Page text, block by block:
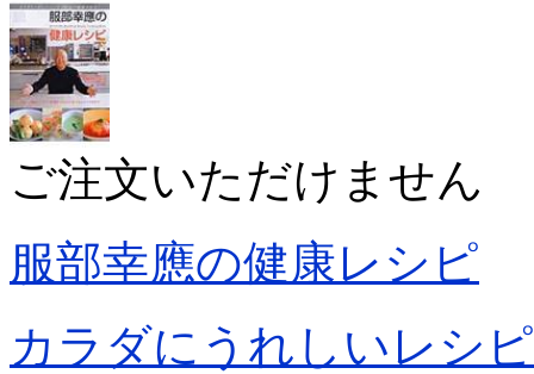
ご注文いただけません
服部幸應の健康レシピ
カラダにうれしいレシ